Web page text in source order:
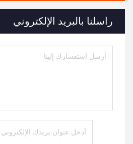
راسلنا بالبريد الإلكتروني